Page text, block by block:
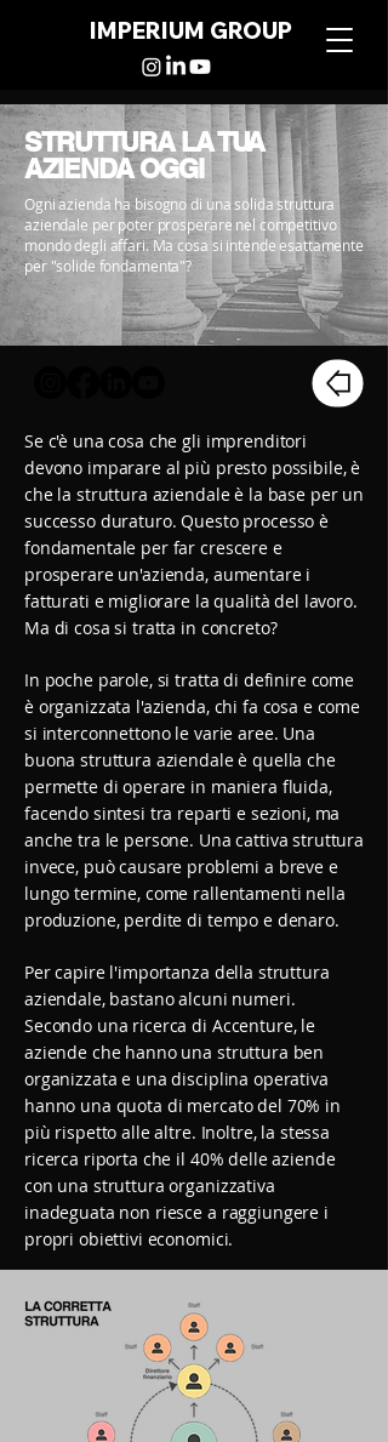
IMPERIUM GROUP
STRUTTURA LA TUA
AZIENDA OGGI
Ogni azienda ha bisogno di una solida struttura
aziendale per poter prosperare nel competitivo
mondo degli affari. Ma cosa si intende esattamente
per "solide fondamenta"?
Se c'è una cosa che gli imprenditori
devono imparare al più presto possibile, è
che la struttura aziendale è la base per un
successo duraturo. Questo processo è
fondamentale per far crescere e
prosperare un'azienda, aumentare i
fatturati e migliorare la qualità del lavoro.
Ma di cosa si tratta in concreto?
In poche parole, si tratta di definire come
è organizzata l'azienda, chi fa cosa e come
si interconnettono le varie aree. Una
buona struttura aziendale è quella che
permette di operare in maniera fluida,
facendo sintesi tra reparti e sezioni, ma
anche tra le persone. Una cattiva struttura
invece, può causare problemi a breve e
lungo termine, come rallentamenti nella
produzione, perdite di tempo e denaro.
Per capire l'importanza della struttura
aziendale, bastano alcuni numeri.
Secondo una ricerca di Accenture, le
aziende che hanno una struttura ben
organizzata e una disciplina operativa
hanno una quota di mercato del 70% in
più rispetto alle altre. Inoltre, la stessa
ricerca riporta che il 40% delle aziende
con una struttura organizzativa
inadeguata non riesce a raggiungere i
propri obiettivi economici.